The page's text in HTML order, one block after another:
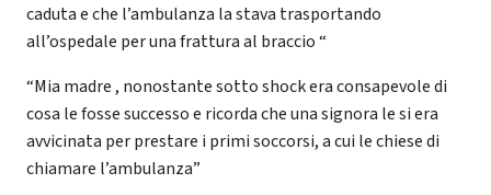
caduta e che l’ambulanza la stava trasportando
all’ospedale per una frattura al braccio “
“Mia madre , nonostante sotto shock era consapevole di
cosa le fosse successo e ricorda che una signora le si era
avvicinata per prestare i primi soccorsi, a cui le chiese di
chiamare l’ambulanza”